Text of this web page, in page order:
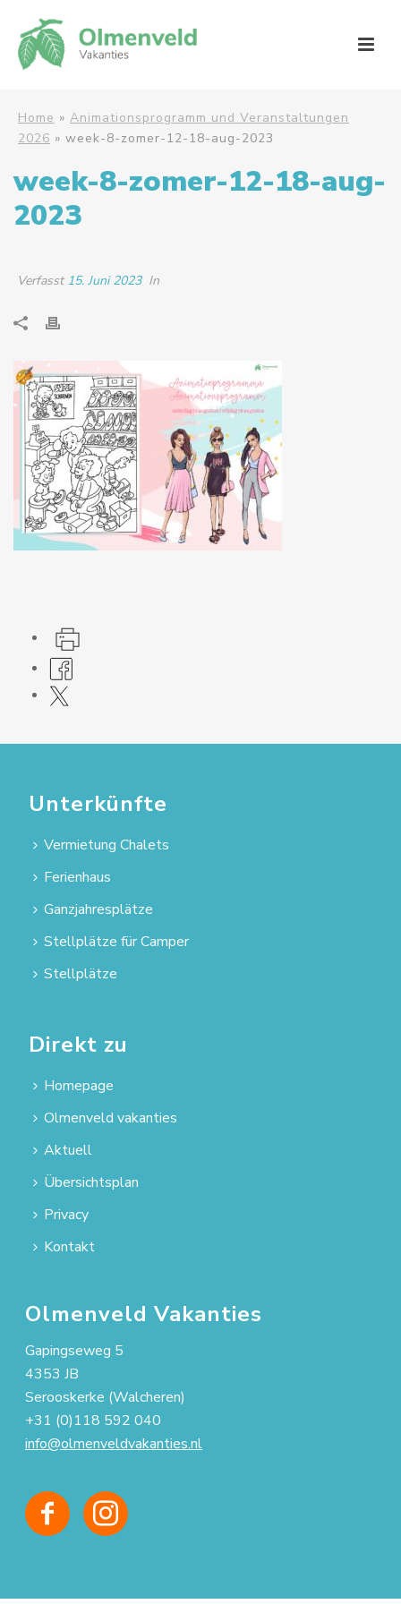
Home » Animationsprogramm und Veranstaltungen
2026 » week-8-zomer-12-18-aug-2023
week-8-zomer-12-18-aug-
2023
Verfasst 15. Juni 2023 In
Unterkünfte
Vermietung Chalets
Ferienhaus
Ganzjahresplätze
Stellplätze für Camper
Stellplätze
Direkt zu
Homepage
Olmenveld vakanties
Aktuell
Übersichtsplan
Privacy
Kontakt
Olmenveld Vakanties
Gapingseweg 5
4353 JB
Serooskerke (Walcheren)
+31 (0)118 592 040
info@olmenveldvakanties.nl